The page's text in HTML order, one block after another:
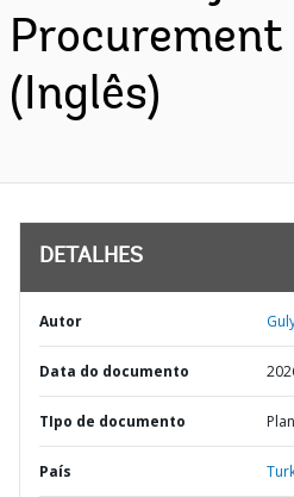
Procurement
(Inglês)
DETALHES
Autor
Data do documento
TIpo de documento
País